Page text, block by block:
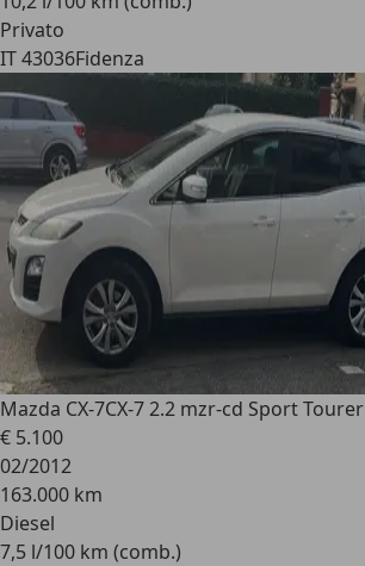
Privato
IT 43036Fidenza
Mazda CX-7CX-7 2.2 mzr-cd Sport Tourer
€ 5.100
02/2012
163.000 km
Diesel
7,5 l/100 km (comb.)